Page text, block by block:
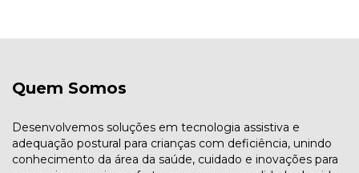
Quem Somos
Desenvolvemos soluções em tecnologia assistiva e
adequação postural para crianças com deficiência, unindo
conhecimento da área da saúde, cuidado e inovações para